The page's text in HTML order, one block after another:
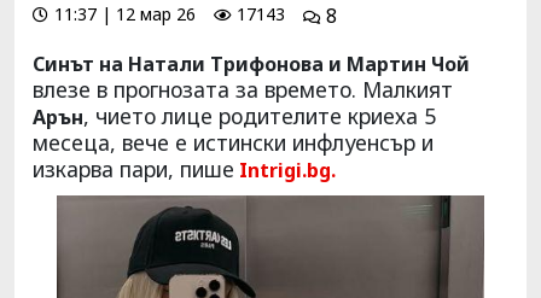
11:37 | 12 мар 26 17143
8
Синът на Натали Трифонова и Мартин Чой
влезе в прогнозата за времето. Малкият
Арън, чието лице родителите криеха 5
месеца, вече е истински инфлуенсър и
изкарва пари, пише Intrigi.bg.